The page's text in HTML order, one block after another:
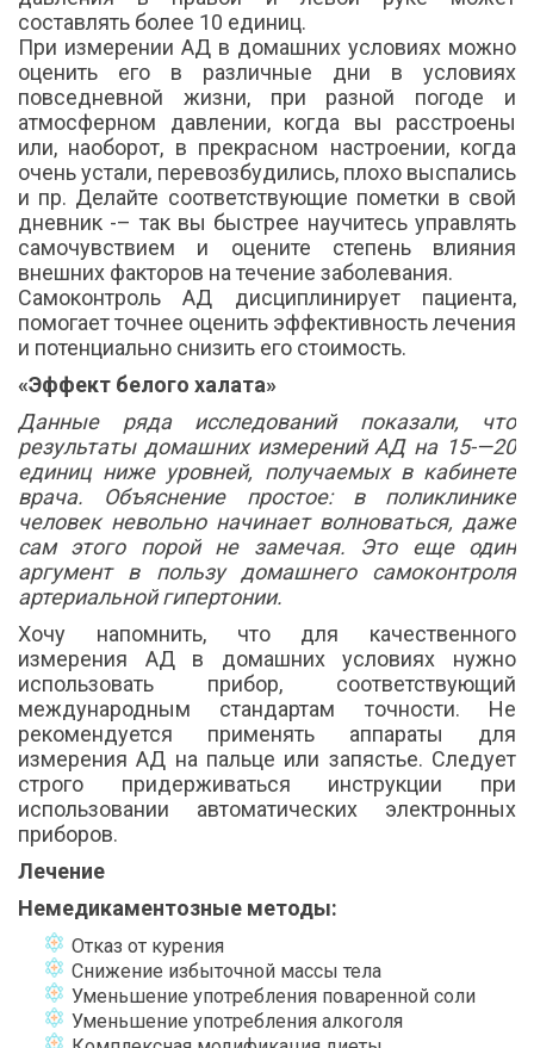
составлять более 10 единиц.
При измерении АД в домашних условиях можно
оценить его в различные дни в условиях
повседневной жизни, при разной погоде и
атмосферном давлении, когда вы расстроены
или, наоборот, в прекрасном настроении, когда
очень устали, перевозбудились, плохо выспались
и пр. Делайте соответствующие пометки в свой
дневник -– так вы быстрее научитесь управлять
самочувствием и оцените степень влияния
внешних факторов на течение заболевания.
Самоконтроль АД дисциплинирует пациента,
помогает точнее оценить эффективность лечения
и потенциально снизить его стоимость.
«Эффект белого халата»
Данные ряда исследований показали, что
результаты домашних измерений АД на 15-—20
единиц ниже уровней, получаемых в кабинете
врача. Объяснение простое: в поликлинике
человек невольно начинает волноваться, даже
сам этого порой не замечая. Это еще один
аргумент в пользу домашнего самоконтроля
артериальной гипертонии.
Хочу напомнить, что для качественного
измерения АД в домашних условиях нужно
использовать прибор, соответствующий
международным стандартам точности. Не
рекомендуется применять аппараты для
измерения АД на пальце или запястье. Следует
строго придерживаться инструкции при
использовании автоматических электронных
приборов.
Лечение
Немедикаментозные методы:
Отказ от курения
Снижение избыточной массы тела
Уменьшение употребления поваренной соли
Уменьшение употребления алкоголя